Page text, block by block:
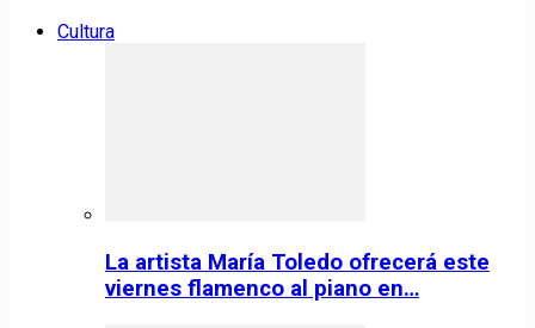
Cultura
La artista María Toledo ofrecerá este
viernes flamenco al piano en…